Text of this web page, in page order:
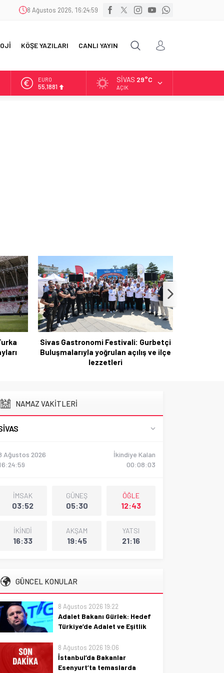
8 Ağustos 2026, 16:25:00
KÖŞE YAZILARI CANLI YAYIN
ALTIN
6.660,55
SIVAS 29°C
AÇIK
ilçe
Gurbetçi Buluşmaları ve Gastronomi
Festivali ikinci gününde hareketli
başladı
NAMAZ VAKİTLERİ
Ağustos 2026
İkindiye Kalan
00:08:02
İMSAK
03:52
GÜNEŞ
05:30
ÖĞLE
12:43
İKİNDİ
16:33
AKŞAM
19:45
YATSI
21:16
GÜNCEL KONULAR
8 Ağustos 2026 19:22
Adalet Bakanı Gürlek: Hedef
Türkiye’de Adalet ve Eşitlik
adalet ve eşitlik hedefini net dile
getiriyor; reformlar ve vatandaş
hakları için ileriye dönüş mesajı
8 Ağustos 2026 19:06
İstanbul’da Bakanlar
Esenyurt’ta temaslarda